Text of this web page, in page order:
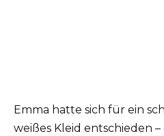
Emma hatte sich für ein
weißes Kleid entschieden